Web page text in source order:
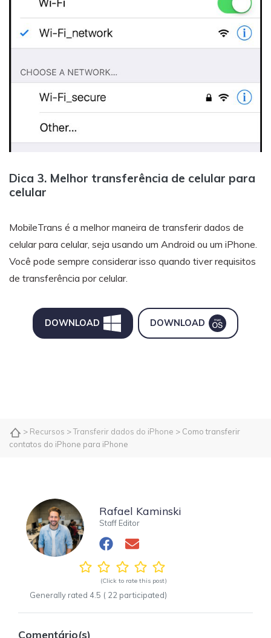
Dica 3. Melhor transferência de celular para
celular
MobileTrans é a melhor maneira de transferir dados de
celular para celular, seja usando um Android ou um iPhone.
Você pode sempre considerar isso quando tiver requisitos
de transferência por celular.
DOWNLOAD DOWNLOAD
> Recursos >Transferir dados do iPhone > Como transferir
contatos do iPhone para iPhone
Rafael Kaminski
Staff Editor
(Click to rate this post)
Generally rated 4.5 ( 22 participated)
Comentário(s)